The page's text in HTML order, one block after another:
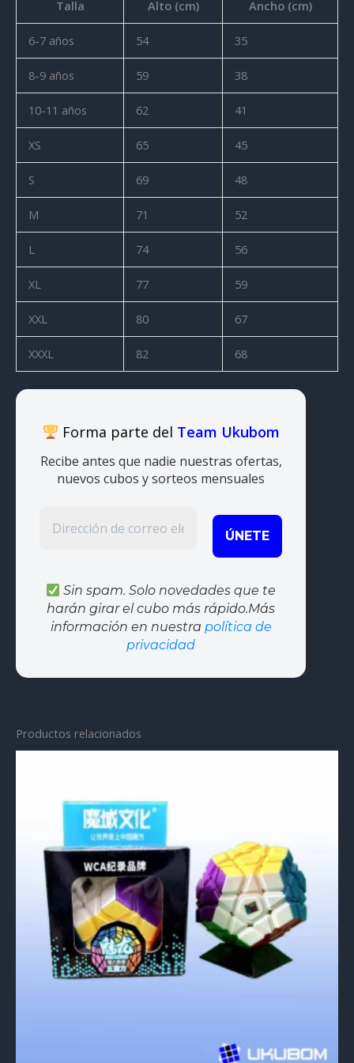
Talla Alto (cm) Ancho (cm)
6-7 años 54 35
8-9 años 59 38
10-11 años 62 41
XS 65 45
S 69 48
M 71 52
L 74 56
XL 77 59
XXL 80 67
XXXL 82 68
Forma parte del Team Ukubom
Recibe antes que nadie nuestras ofertas,
nuevos cubos y sorteos mensuales
Sin spam. Solo novedades que te
harán girar el cubo más rápido.Más
información en nuestra política de
privacidad
Productos relacionados